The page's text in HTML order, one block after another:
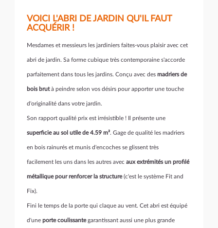
VOICI L'ABRI DE JARDIN QU'IL FAUT
ACQUÉRIR !
Mesdames et messieurs les jardiniers faites-vous plaisir avec cet
abri de jardin. Sa forme cubique très contemporaine s'accorde
parfaitement dans tous les jardins. Conçu avec des madriers de
bois brutà peindre selon vos désirs pour apporter une touche
d'originalité dans votre jardin.
Son rapport qualité prix est irrésistible ! Il présente une
superficie au sol utile de 4.59 m². Gage de qualité les madriers
en bois rainurés et munis d'encoches se glissent très
facilement les uns dans les autres avec aux extrémités un profilé
métallique pour renforcer la structure(c'est le système Fit and
Fix).
Fini le temps de la porte qui claque au vent. Cet abri est équipé
d'une porte coulissantegarantissant aussi une plus grande